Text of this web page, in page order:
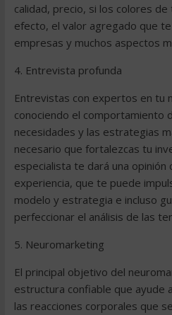
calidad, precio, si los colores
efecto, el valor agregado que
empresas y muchos aspectos
4. Entrevista profunda
Entrevistas con expertos en tu
conociendo el comportamiento
necesidades y las estrategias
necesario que fortalezcas tu
especialista te dará una opinión
experiencia, que te puede
modelo y estrategia e incluso
perfeccionar el análisis de las
5. Neuromarketing
El principal objetivo del
estructura confiable que ayude
las reacciones corporales que